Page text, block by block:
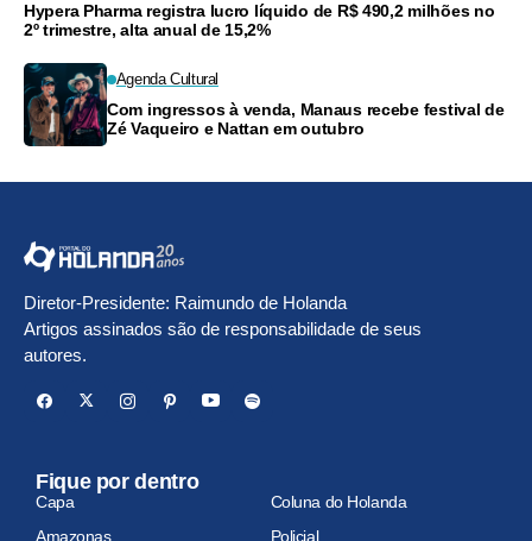
Hypera Pharma registra lucro líquido de R$ 490,2 milhões no
2º trimestre, alta anual de 15,2%
Agenda Cultural
Com ingressos à venda, Manaus recebe festival de
Zé Vaqueiro e Nattan em outubro
Diretor-Presidente: Raimundo de Holanda
Artigos assinados são de responsabilidade de seus
autores.
Fique por dentro
Capa
Coluna do Holanda
Amazonas
Policial